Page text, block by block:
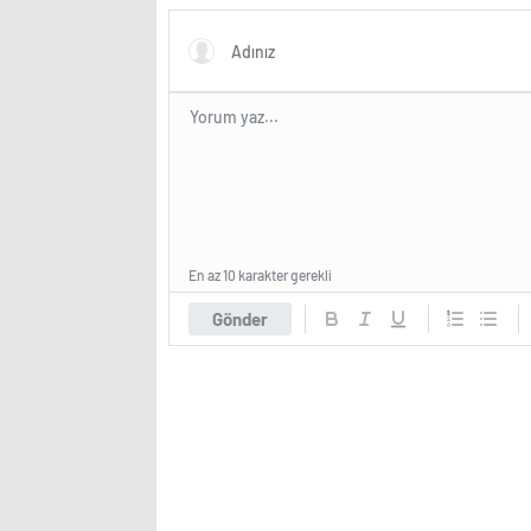
geliyor
Gönder
En az 10 karakter gerekli